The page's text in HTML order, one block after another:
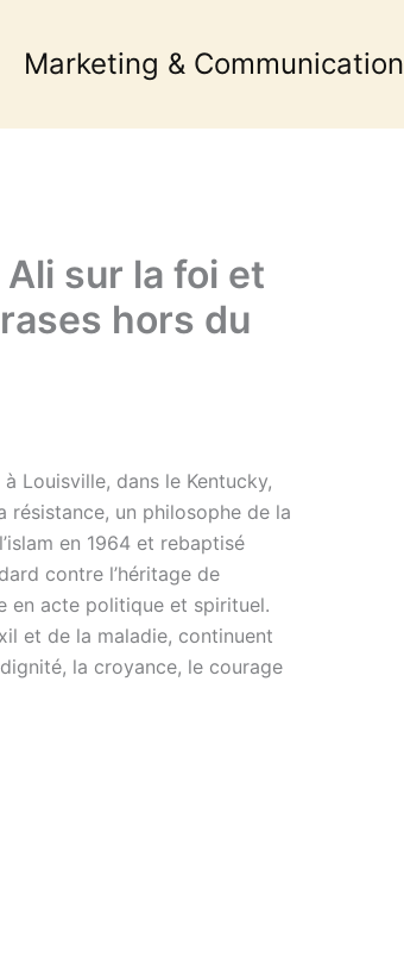
Marketing & Communication
sur la foi et
hors du
Louisville, dans le Kentucky,
résistance, un philosophe de la
en 1964 et rebaptisé
contre l’héritage de
en acte politique et spirituel.
et de la maladie, continuent
la croyance, le courage